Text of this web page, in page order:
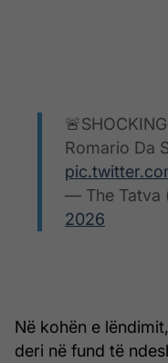
Romario Da
— The Tatva
2026
Në kohën e
deri në fund të